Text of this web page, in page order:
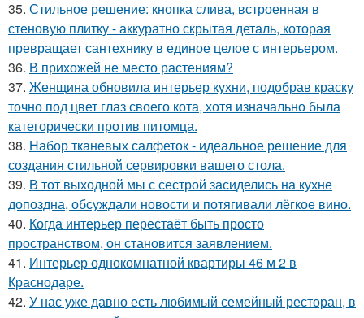
35. Стильное решение: кнопка слива, встроенная в
стеновую плитку - аккуратно скрытая деталь, которая
превращает сантехнику в единое целое с интерьером.
36. В прихожей не место растениям?
37. Женщина обновила интерьер кухни, подобрав краску
точно под цвет глаз своего кота, хотя изначально была
категорически против питомца.
38. Набор тканевых салфеток - идеальное решение для
создания стильной сервировки вашего стола.
39. В тот выходной мы с сестрой засиделись на кухне
допоздна, обсуждали новости и потягивали лёгкое вино.
40. Когда интерьер перестаёт быть просто
пространством, он становится заявлением.
41. Интерьер однокомнатной квартиры 46 м 2 в
Краснодаре.
42. У нас уже давно есть любимый семейный ресторан, в